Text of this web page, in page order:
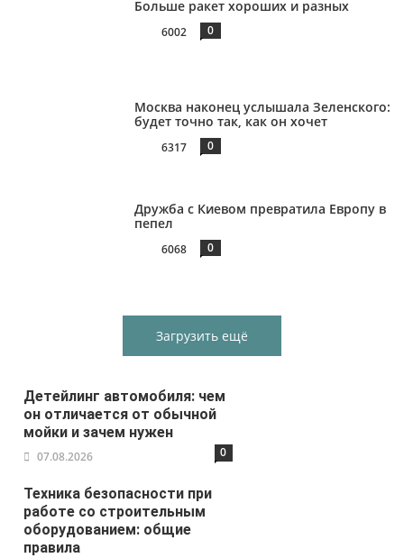
Больше ракет хороших и разных
6002 0
Москва наконец услышала Зеленского:
будет точно так, как он хочет
6317 0
Дружба с Киевом превратила Европу в
пепел
6068 0
Загрузить ещё
Детейлинг автомобиля: чем
он отличается от обычной
мойки и зачем нужен
07.08.2026 0
Техника безопасности при
работе со строительным
оборудованием: общие
правила